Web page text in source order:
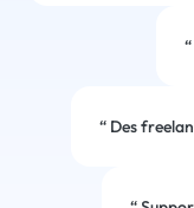
“
“Des